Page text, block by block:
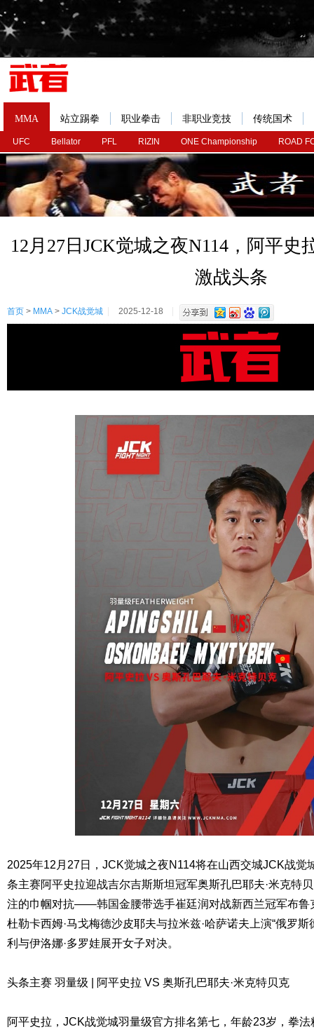
MMA
UFC Bellator PFL RIZIN ONE Championship ROAD
站立踢拳 职业拳击 非职业竞技 传统国术
12月27日JCK觉城之夜N114，阿平史
激战头条
首页 > MMA > JCK战觉城 2025-12-18
2025年12月27日，JCK觉城之夜N114将在山西交城JCK战觉
条主赛阿平史拉迎战吉尔吉斯斯坦冠军奥斯孔巴耶夫·米克特
注的巾帼对抗——韩国金腰带选手崔廷润对战新西兰冠军布鲁
杜勒卡西姆·马戈梅德沙皮耶夫与拉米兹·哈萨诺夫上演“俄罗斯
利与伊洛娜·多罗娃展开女子对决。
头条主赛 羽量级 | 阿平史拉 VS 奥斯孔巴耶夫·米克特贝克
阿平史拉，JCK战觉城羽量级官方排名第七，年龄23岁，拳